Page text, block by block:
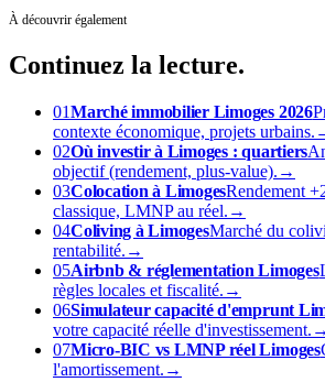
À découvrir également
Continuez la lecture.
01Marché immobilier Limoges 2026
contexte économique, projets urbains.
02Où investir à Limoges : quartiers
objectif (rendement, plus-value). →
03Colocation à LimogesRendement
classique, LMNP au réel. →
04Coliving à LimogesMarché du
rentabilité. →
05Airbnb & réglementation Limoges
règles locales et fiscalité. →
06Simulateur capacité d'emprunt
votre capacité réelle d'investissement. →
07Micro-BIC vs LMNP réel Limoges
l'amortissement. →